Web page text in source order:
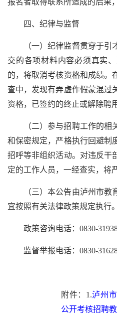
四、纪律与监督
（一）纪律监督贯穿于
交的各项材料内容必须真实
的，将取消考核资格和成绩。
查中，发现有弄虚作假蒙混过
资格，已签约的终止或解除聘
（二）参与招聘工作的
和保密规定，严格执行回避制
招呼等非组织活动。对违反干
定的工作人员，一经查实，将
（三）本公告由泸州市
宜按照有关法律政策规定执行。
政策咨询电话：0830-
监督举报电话：0830-
附件：1.泸州
公开考核招聘